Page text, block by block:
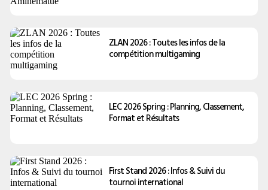
ZLAN 2026 : Toutes les infos de la
compétition multigaming
LEC 2026 Spring : Planning, Classement,
Format et Résultats
First Stand 2026 : Infos & Suivi du
tournoi international